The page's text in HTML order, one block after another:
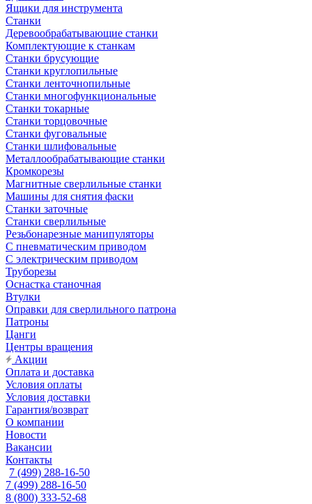
Ящики для инструмента
Станки
Деревообрабатывающие станки
Комплектующие к станкам
Станки брусующие
Станки круглопильные
Станки ленточнопильные
Станки многофункциональные
Станки токарные
Станки торцовочные
Станки фуговальные
Станки шлифовальные
Металлообрабатывающие станки
Кромкорезы
Магнитные сверлильные станки
Машины для снятия фаски
Станки заточные
Станки сверлильные
Резьбонарезные манипуляторы
С пневматическим приводом
С электрическим приводом
Труборезы
Оснастка станочная
Втулки
Оправки для сверлильного патрона
Патроны
Цанги
Центры вращения
Акции
Оплата и доставка
Условия оплаты
Условия доставки
Гарантия/возврат
О компании
Новости
Вакансии
Контакты
7 (499) 288-16-50
7 (499) 288-16-50
8 (800) 333-52-68